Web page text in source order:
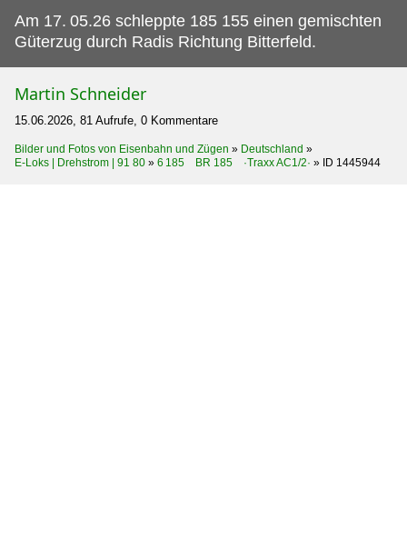
Am 17. 05.26 schleppte 185 155 einen gemischten
Güterzug durch Radis Richtung Bitterfeld.
Martin Schneider
15.06.2026, 81 Aufrufe, 0 Kommentare
Bilder und Fotos von Eisenbahn und Zügen » Deutschland »
E-Loks | Drehstrom | 91 80 » 6 185 BR 185 ·Traxx AC1/2· » ID 1445944